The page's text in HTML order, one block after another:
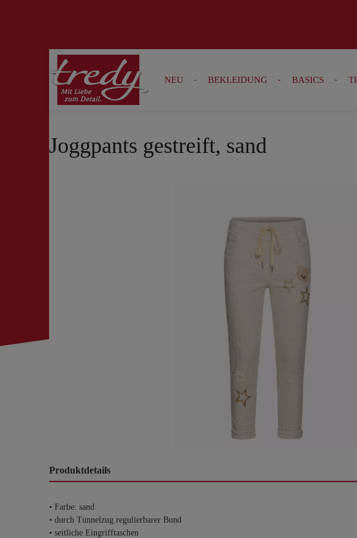
Zur Suche springen Zur Hauptnavigation springen
NEU BEKLEIDUNG BASICS
Joggpants gestreift, sand
Produktdetails
• Farbe: sand
• durch Tunnelzug regulierbarer Bund
• seitliche Eingrifftaschen